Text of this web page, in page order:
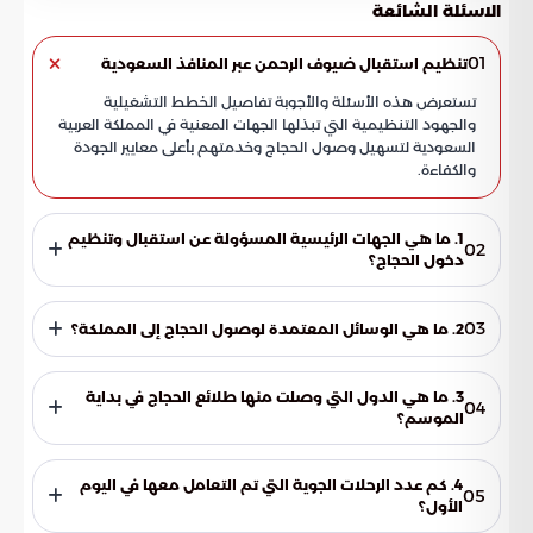
الاسئلة الشائعة
01تنظيم استقبال ضيوف الرحمن عبر المنافذ السعودية
تستعرض هذه الأسئلة والأجوبة تفاصيل الخطط التشغيلية
والجهود التنظيمية التي تبذلها الجهات المعنية في المملكة العربية
السعودية لتسهيل وصول الحجاج وخدمتهم بأعلى معايير الجودة
والكفاءة.
02 1. ما هي الجهات الرئيسية المسؤولة عن استقبال وتنظيم
دخول الحجاج؟
تتولى وزارة الحج والعمرة مسؤولية مباشرة عن إجراءات الاستقبال،
بالتنسيق مع وزارة الداخلية التي تتابع انسيابية الدخول والانتقال.
كما تشترك جهات حكومية متنوعة لرفع كفاءة الأداء في جميع
الرحمن.
032. ما هي الوسائل المعتمدة لوصول الحجاج إلى المملكة؟
يتم استقبال ضيوف الرحمن عبر ثلاثة مسارات رئيسية تشمل
المنافذ الجوية، والبرية، والبحرية. وقد تم تجهيز كافة هذه المنافذ
لاستيعاب الحشود المتوقعة وتسهيل حركة المسافرين وفق خطة
خدمية شاملة تضمن الراحة والأمان لجميع القادمين من مختلف
دول العالم.
04 3. ما هي الدول التي وصلت منها طلائع الحجاج في بداية
الموسم؟
سجلت المنافذ وصول الحجاج من عدة دول إسلامية وآسيوية،
شملت باكستان، وتركيا، وأفغانستان. كما ضمت الرحلات الأولى رعايا
من ماليزيا، والهند، وبنغلاديش، وتايلند، مما يعكس التنوع الكبير في05 4. كم عدد الرحلات الجوية التي تم التعامل معها في اليوم
الأول؟